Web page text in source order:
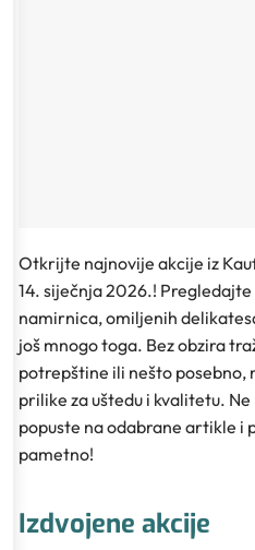
Otkrijte najnovije akcije iz
14. siječnja 2026.!
namirnica, omiljenih
još mnogo toga. Bez obzira
potrepštine ili nešto posebno,
prilike za uštedu i kvalitetu.
popuste na odabrane artikle i
pametno!
Izdvojene akcije